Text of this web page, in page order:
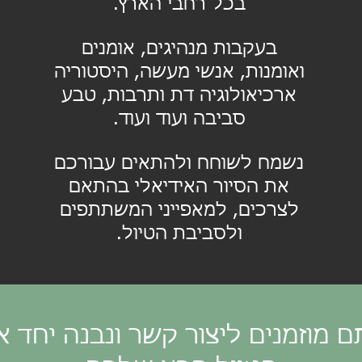
בכל רחבי הארץ.
בעקבות מנהיגים, אומנים
ואומנות, אנשי מעשה, היסטוריה
ארכיאולוגיה דת ותרבות, טבע
סביבה ועוד ועוד.
נשמח לשוחח ולהתאים עבורכם
את הסיור האידיאלי בהתאם
לצרכים, למאפייני המשתתפים
ולסביבת הטיול.
מוזמנים ליצור קשר ונבנה יחד